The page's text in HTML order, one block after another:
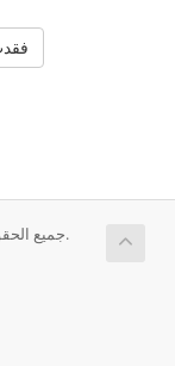
حقوق الطبع والنشر © 2026 iTrackers. جميع الحقوق محفوظة.